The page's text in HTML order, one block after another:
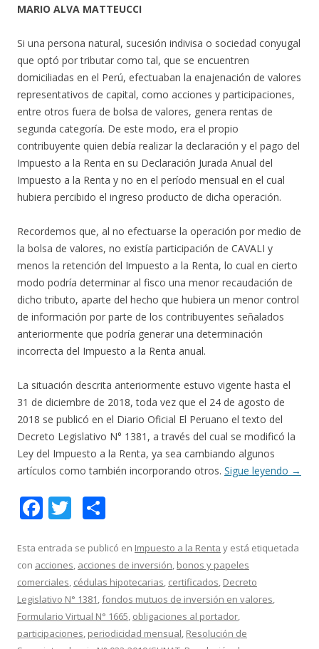
MARIO ALVA MATTEUCCI
Si una persona natural, sucesión indivisa o sociedad conyugal
que optó por tributar como tal, que se encuentren
domiciliadas en el Perú, efectuaban la enajenación de valores
representativos de capital, como acciones y participaciones,
entre otros fuera de bolsa de valores, genera rentas de
segunda categoría. De este modo, era el propio
contribuyente quien debía realizar la declaración y el pago del
Impuesto a la Renta en su Declaración Jurada Anual del
Impuesto a la Renta y no en el período mensual en el cual
hubiera percibido el ingreso producto de dicha operación.
Recordemos que, al no efectuarse la operación por medio de
la bolsa de valores, no existía participación de CAVALI y
menos la retención del Impuesto a la Renta, lo cual en cierto
modo podría determinar al fisco una menor recaudación de
dicho tributo, aparte del hecho que hubiera un menor control
de información por parte de los contribuyentes señalados
anteriormente que podría generar una determinación
incorrecta del Impuesto a la Renta anual.
La situación descrita anteriormente estuvo vigente hasta el
31 de diciembre de 2018, toda vez que el 24 de agosto de
2018 se publicó en el Diario Oficial El Peruano el texto del
Decreto Legislativo N° 1381, a través del cual se modificó la
Ley del Impuesto a la Renta, ya sea cambiando algunos
artículos como también incorporando otros. Sigue leyendo →
F
e
b
o
o
T
itt
er
m
p
ar
ti
Esta entrada se publicó en Impuesto a la Renta y está etiquetada
con acciones, acciones de inversión, bonos y papeles
comerciales, cédulas hipotecarias, certificados, Decreto
Legislativo N° 1381,fondos mutuos de inversión en valores,
Formulario Virtual N° 1665, obligaciones al portador,
participaciones, periodicidad mensual, Resolución de